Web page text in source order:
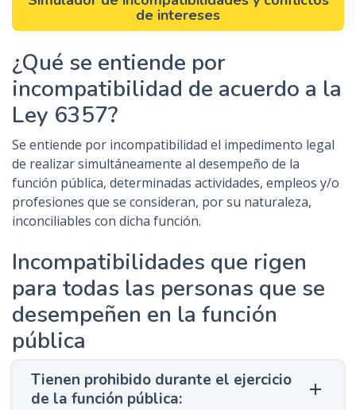
de intereses
¿Qué se entiende por
incompatibilidad de acuerdo a la
Ley 6357?
Se entiende por incompatibilidad el impedimento legal
de realizar simultáneamente al desempeño de la
función pública, determinadas actividades, empleos y/o
profesiones que se consideran, por su naturaleza,
inconciliables con dicha función.
Incompatibilidades que rigen
para todas las personas que se
desempeñen en la función
pública
Tienen prohibido durante el ejercicio
de la función pública: